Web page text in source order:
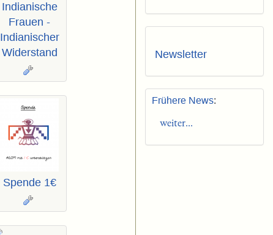
Indianische
Frauen -
Indianischer
Widerstand
Spende 1€
Newsletter
Frühere News:
weiter...